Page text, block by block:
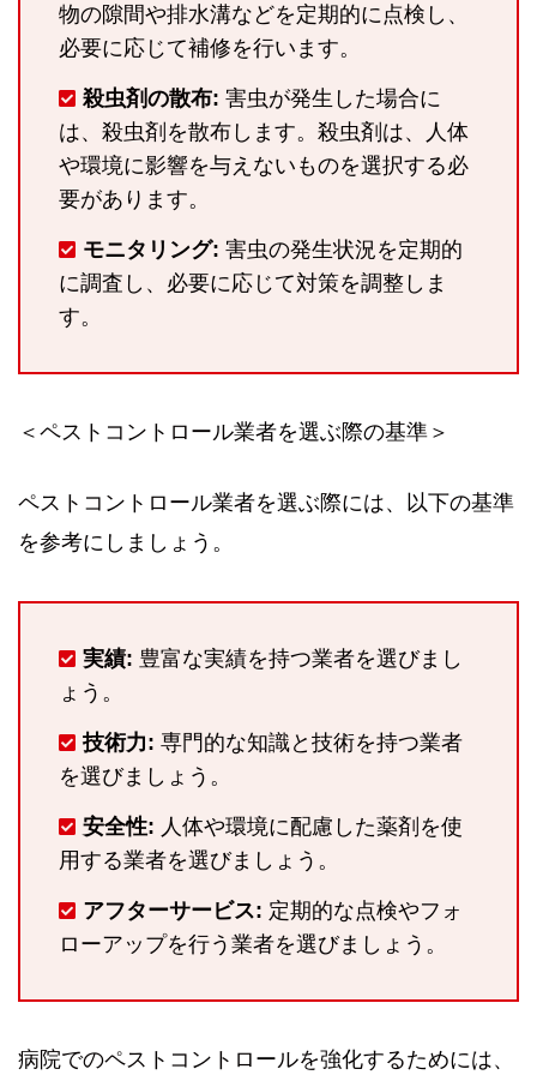
物の隙間や排水溝などを定期的に点検し、
必要に応じて補修を行います。
殺虫剤の散布: 害虫が発生した場合に
は、殺虫剤を散布します。殺虫剤は、人体
や環境に影響を与えないものを選択する必
要があります。
モニタリング: 害虫の発生状況を定期的
に調査し、必要に応じて対策を調整しま
す。
＜ペストコントロール業者を選ぶ際の基準＞
ペストコントロール業者を選ぶ際には、以下の基準
を参考にしましょう。
実績: 豊富な実績を持つ業者を選びまし
ょう。
技術力: 専門的な知識と技術を持つ業者
を選びましょう。
安全性: 人体や環境に配慮した薬剤を使
用する業者を選びましょう。
アフターサービス: 定期的な点検やフォ
ローアップを行う業者を選びましょう。
病院でのペストコントロールを強化するためには、